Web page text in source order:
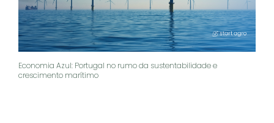
Economia Azul: Portugal no rumo da sustentabilidade e
crescimento marítimo